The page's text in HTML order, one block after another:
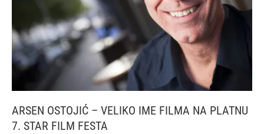
ARSEN OSTOJIĆ – VELIKO IME FILMA NA PLATNU
7. STAR FILM FESTA